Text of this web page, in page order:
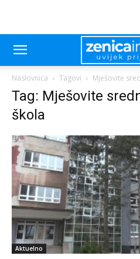
Naslovnica Tagovi Mješovite
Tag: Mješovite
škola
Aktuelno